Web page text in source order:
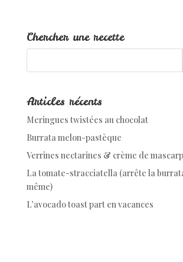
Chercher une recette
Articles récents
Meringues twistées au chocolat
Burrata melon-pastèque
Verrines nectarines & crème de
La tomate-stracciatella (arrête la
même)
L’avocado toast part en vacances